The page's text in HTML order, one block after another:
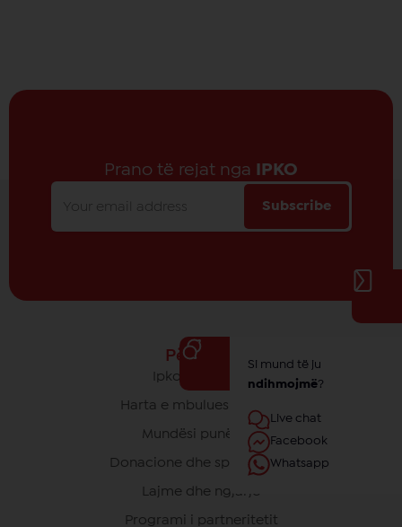
Prano të rejat nga IPKO
Subscribe
Për IPKO
Ipko - Rrethi yt
Harta e mbulueshmërisë
Mundësi punësimi
Donacione dhe sponsorime
Lajme dhe ngjarje
Programi i partneritetit
Si mund të ju
ndihmojmë?
Live chat
Facebook
Whatsapp